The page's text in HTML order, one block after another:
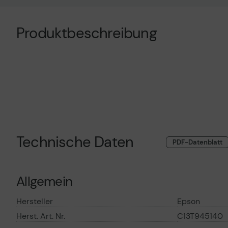
gemäß der EU-
Datenverordnung
Produktbeschreibung
Technische Daten PDF-Datenblatt
Allgemein
Hersteller
Epson
Herst. Art. Nr.
C13T945140